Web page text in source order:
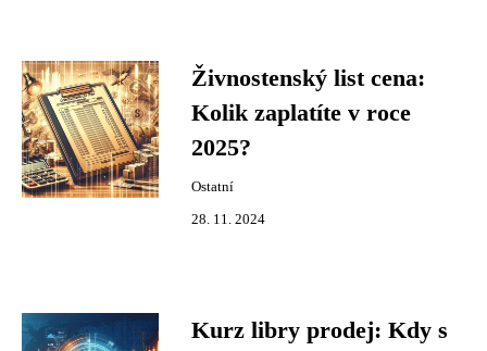
Živnostenský list cena:
Kolik zaplatíte v roce
2025?
Ostatní
28. 11. 2024
Kurz libry prodej: Kdy s